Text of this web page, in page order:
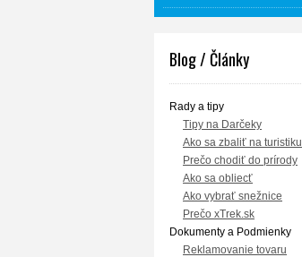
Blog / Články
Rady a tipy
Tipy na Darčeky
Ako sa zbaliť na turistiku
Prečo chodiť do prírody
Ako sa obliecť
Ako vybrať snežnice
Prečo xTrek.sk
Dokumenty a Podmienky
Reklamovanie tovaru